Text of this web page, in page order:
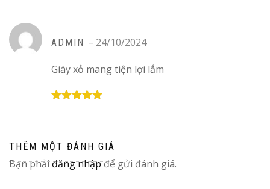
ADMIN – 24/10/2024
Giày xỏ mang tiện lợi lắm
THÊM MỘT ĐÁNH GIÁ
Bạn phảiđăng nhậpđể gửi đánh giá.